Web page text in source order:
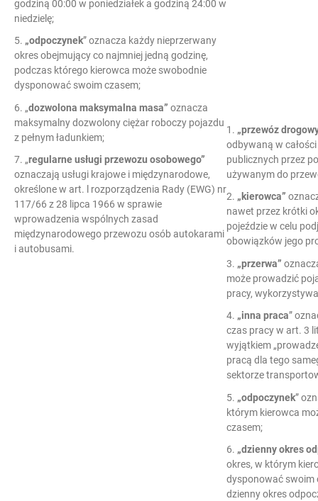
godziną 00:00 w poniedziałek a godziną 24:00 w
niedzielę;
5. „odpoczynek” oznacza każdy nieprzerwany
okres obejmujący co najmniej jedną godzinę,
podczas którego kierowca może swobodnie
dysponować swoim czasem;
6. „dozwolona maksymalna masa” oznacza
maksymalny dozwolony ciężar roboczy pojazdu
z pełnym ładunkiem;
7. „regularne usługi przewozu osobowego”
oznaczają usługi krajowe i międzynarodowe,
określone w art. l rozporządzenia Rady (EWG) nr
117/66 z 28 lipca 1966 w sprawie
wprowadzenia wspólnych zasad
międzynarodowego przewozu osób autokarami
i autobusami.
1. „przewóz
odbywaną w
publicznych przez
używanym do
2. „kierowca”
nawet przez krótki
pojeździe w celu
obowiązków jego
3. „przerwa”
może prowadzić
pracy,
4. „inna praca”
czas pracy w art. 3
wyjątkiem
pracą dla tego
sektorze
5. „odpoczynek”
którym kierowca
czasem;
6. „dzienny okres
okres, w którym
dysponować swoim
dzienny okres